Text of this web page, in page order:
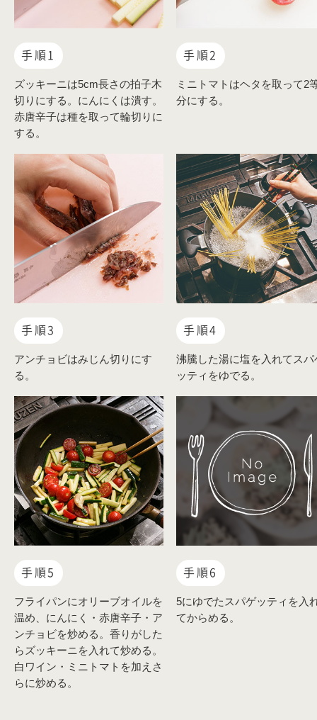
手順1
ズッキーニは5cm長さの拍子木
切りにする。にんにくは潰す。
赤唐辛子は種を取って輪切りに
する。
手順2
ミニトマトはヘタを取って2
分にする。
手順3
アンチョビはみじん切りにす
る。
手順4
沸騰した湯に塩を入れてスパ
ッティをゆでる。
手順5
フライパンにオリーブオイルを
温め、にんにく・赤唐辛子・ア
ンチョビを炒める。香りがした
らズッキーニを入れて炒める。
白ワイン・ミニトマトを加えさ
らに炒める。
手順6
5にゆでたスパゲッティを入
てからめる。